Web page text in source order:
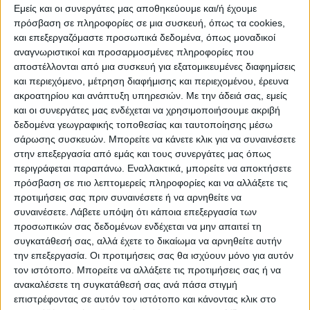
Εμείς και οι συνεργάτες μας αποθηκεύουμε και/ή έχουμε
πρόσβαση σε πληροφορίες σε μια συσκευή, όπως τα cookies,
και επεξεργαζόμαστε προσωπικά δεδομένα, όπως μοναδικοί
αναγνωριστικοί και προσαρμοσμένες πληροφορίες που
αποστέλλονται από μια συσκευή για εξατομικευμένες διαφημίσεις
και περιεχόμενο, μέτρηση διαφήμισης και περιεχομένου, έρευνα
ακροατηρίου και ανάπτυξη υπηρεσιών. Με την άδειά σας, εμείς
και οι συνεργάτες μας ενδέχεται να χρησιμοποιήσουμε ακριβή
δεδομένα γεωγραφικής τοποθεσίας και ταυτοποίησης μέσω
σάρωσης συσκευών. Μπορείτε να κάνετε κλικ για να συναινέσετε
στην επεξεργασία από εμάς και τους συνεργάτες μας όπως
περιγράφεται παραπάνω. Εναλλακτικά, μπορείτε να αποκτήσετε
πρόσβαση σε πιο λεπτομερείς πληροφορίες και να αλλάξετε τις
προτιμήσεις σας πριν συναινέσετε ή να αρνηθείτε να
συναινέσετε. Λάβετε υπόψη ότι κάποια επεξεργασία των
προσωπικών σας δεδομένων ενδέχεται να μην απαιτεί τη
συγκατάθεσή σας, αλλά έχετε το δικαίωμα να αρνηθείτε αυτήν
την επεξεργασία. Οι προτιμήσεις σας θα ισχύουν μόνο για αυτόν
τον ιστότοπο. Μπορείτε να αλλάξετε τις προτιμήσεις σας ή να
ανακαλέσετε τη συγκατάθεσή σας ανά πάσα στιγμή
επιστρέφοντας σε αυτόν τον ιστότοπο και κάνοντας κλικ στο
Παλαιότερες μελέτες των ίδιων ερευνητών
έδειξαν ότι οι ιοί του κοινού κρυολογήματος
μπορούν να προστατεύουν από τη γρίπη και,
σύμφωνα με τη νέα έρευνα, φαίνεται πως οι
ρινοιοί έχουν ανάλογο όφελος και έναντι
του νέου κορωνοϊού. Όπως έδειξε η νέα
έρευνα, τις πρώτες τρεις μέρες μετά την
έναρξη της λοίμωξης Covid-19 το ιικό
φορτίο στους ιστούς των ανθρωπίνων
αεραγωγών που έχουν μολυνθεί από τον
κορωνοϊό, διπλασιάζεται περίπου κάθε έξι
ώρες. Όμως η αναπαραγωγή του κορονοϊού
επιβραδύνεται δραστικά ή και σταματά
τελείως στους ιστούς που έχουν επίσης
εκτεθεί στο ρινοϊό.